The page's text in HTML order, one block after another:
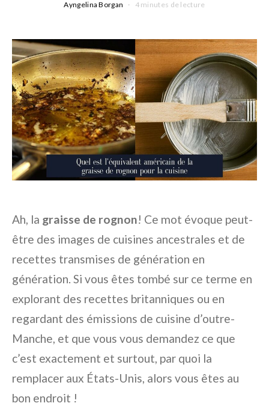
Ayngelina Borgan 4 minutes de lecture
Ah, la graisse de rognon! Ce mot évoque peut-
être des images de cuisines ancestrales et de
recettes transmises de génération en
génération. Si vous êtes tombé sur ce terme en
explorant des recettes britanniques ou en
regardant des émissions de cuisine d’outre-
Manche, et que vous vous demandez ce que
c’est exactement et surtout, par quoi la
remplacer aux États-Unis, alors vous êtes au
bon endroit !